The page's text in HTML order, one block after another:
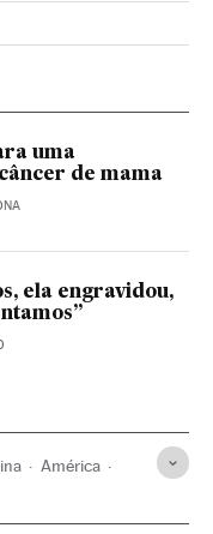
uma
de mama
ela engravidou,
América